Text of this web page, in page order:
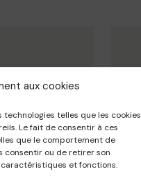
aux cookies
telles que les cookies
Le fait de consentir à ces
que le comportement de
consentir ou de retirer son
et fonctions.